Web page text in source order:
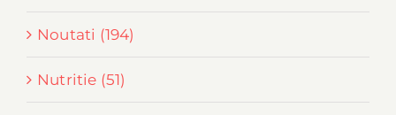
Noutati (194)
Nutritie (51)